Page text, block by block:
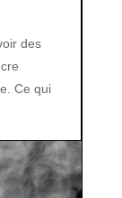
des
Ce qui